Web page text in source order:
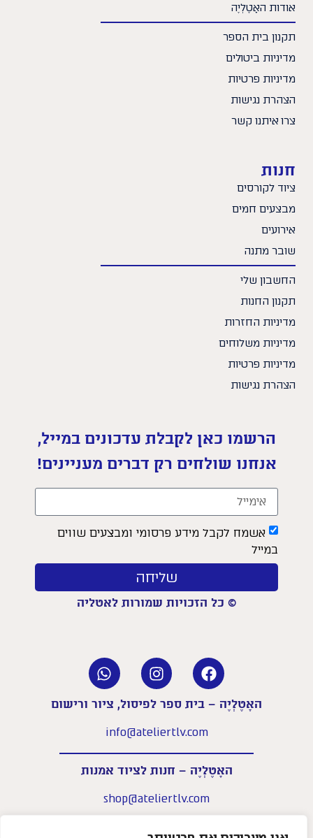
אודות האָטֶלְיֶה
תקנון בית הספר
מדיניות ביטולים
מדיניות פרטיות
הצהרת נגישות
צרו איתנו קשר
חנות
ציוד לקורסים
מבצעים חמים
אירועים
שובר מתנה
החשבון שלי
תקנון החנות
מדיניות החזרות
מדיניות משלוחים
מדיניות פרטיות
הצהרת נגישות
הרשמו כאן לקבלת עדכונים במייל,
אנחנו שולחים רק דברים מעניינים!
אשמח לקבל מידע פרסומי ומבצעים שווים
במייל
שליחה
© כל הזכויות שמורות לאטליה
האָטֶלְיֶה – בית ספר לפיסול, ציור ורישום
info@ateliertlv.com
האָטֶלְיֶה – חנות לציוד אמנות
shop@ateliertlv.com
א׳–ה׳: 09:00-18:00